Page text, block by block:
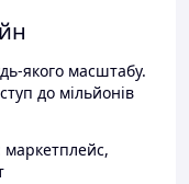
якого масштабу.
до мільйонів